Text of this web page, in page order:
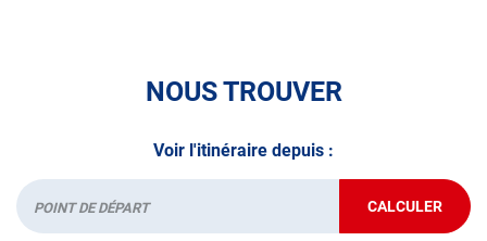
NOUS TROUVER
Voir l'itinéraire depuis :
Départ CALCULER
JUSQU'AU
POINT